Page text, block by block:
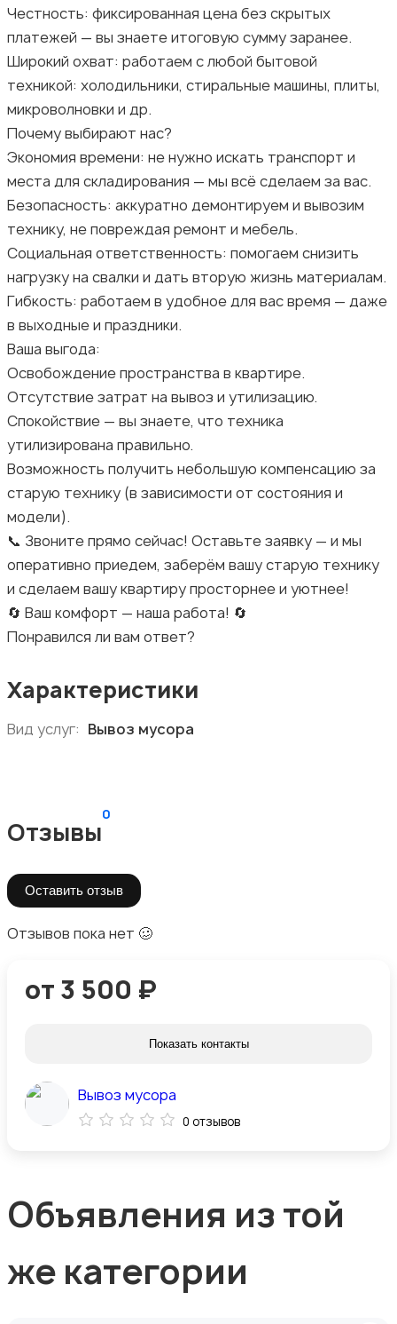
Честность: фиксированная цена без скрытых
платежей — вы знаете итоговую сумму заранее.
Широкий охват: работаем с любой бытовой
техникой: холодильники, стиральные машины, плиты,
микроволновки и др.
Почему выбирают нас?
Экономия времени: не нужно искать транспорт и
места для складирования — мы всё сделаем за вас.
Безопасность: аккуратно демонтируем и вывозим
технику, не повреждая ремонт и мебель.
Социальная ответственность: помогаем снизить
нагрузку на свалки и дать вторую жизнь материалам.
Гибкость: работаем в удобное для вас время — даже
в выходные и праздники.
Ваша выгода:
Освобождение пространства в квартире.
Отсутствие затрат на вывоз и утилизацию.
Спокойствие — вы знаете, что техника
утилизирована правильно.
Возможность получить небольшую компенсацию за
старую технику (в зависимости от состояния и
модели).
📞 Звоните прямо сейчас! Оставьте заявку — и мы
оперативно приедем, заберём вашу старую технику
и сделаем вашу квартиру просторнее и уютнее!
🔄 Ваш комфорт — наша работа! 🔄
Понравился ли вам ответ?
Характеристики
Вид услуг: Вывоз мусора
Отзывы
0
Оставить отзыв
Отзывов пока нет 🥴
от 3 500 ₽
Показать контакты
Вывоз мусора
0 отзывов
Объявления из той
же категории